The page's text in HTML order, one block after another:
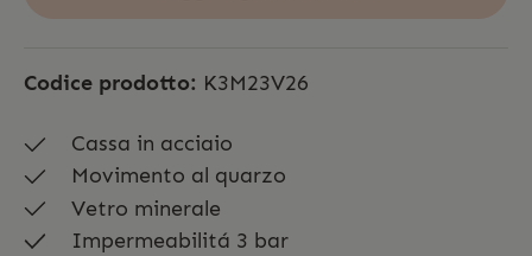
Codice prodotto: K3M23V26
Cassa in acciaio
Movimento al quarzo
Vetro minerale
Impermeabilitá 3 bar